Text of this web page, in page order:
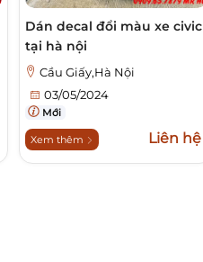
Dán decal đổi màu xe civic
tại hà nội
Cầu Giấy,Hà Nội
03/05/2024
Mới
Xem thêm Liên hệ